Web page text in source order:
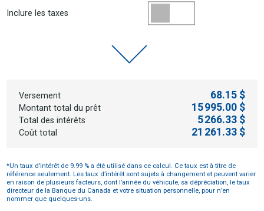
Inclure les taxes
Versement 68.15 $
Montant total du prêt 15 995.00 $
Total des intérêts 5 266.33 $
Coût total 21 261.33 $
*Un taux d’intérêt de 9.99 % a été utilisé dans ce calcul. Ce taux est à titre de
référence seulement. Les taux d’intérêt sont sujets à changement et peuvent varier
en raison de plusieurs facteurs, dont l’année du véhicule, sa dépréciation, le taux
directeur de la Banque du Canada et votre situation personnelle, pour n’en
nommer que quelques-uns.